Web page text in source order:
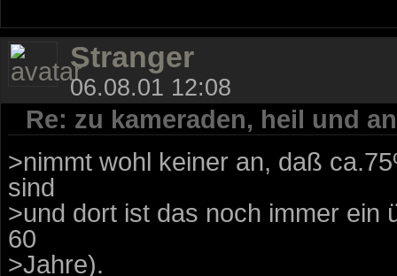
Stranger
06.08.01 12:08
Re: zu kameraden, heil und
>nimmt wohl keiner an, daß
sind
>und dort ist das noch immer ein
60
>Jahre).